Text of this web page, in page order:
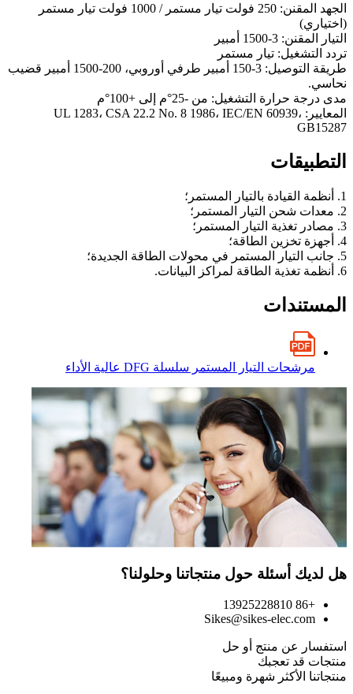
الجهد المقنن: 250 فولت تيار مستمر / 1000 فولت تيار مستمر
(اختياري)
التيار المقنن: 3-1500 أمبير
تردد التشغيل: تيار مستمر
طريقة التوصيل: 3-150 أمبير طرفي أوروبي، 200-1500 أمبير قضيب
نحاسي.
مدى درجة حرارة التشغيل: من -25°م إلى +100°م
المعايير: UL 1283، CSA 22.2 No. 8 1986، IEC/EN 60939،
GB15287
التطبيقات
1. أنظمة القيادة بالتيار المستمر؛
2. معدات شحن التيار المستمر؛
3. مصادر تغذية التيار المستمر؛
4. أجهزة تخزين الطاقة؛
5. جانب التيار المستمر في محولات الطاقة الجديدة؛
6. أنظمة تغذية الطاقة لمراكز البيانات.
المستندات
مرشحات التيار المستمر سلسلة DFG عالية الأداء
هل لديك أسئلة حول منتجاتنا وحلولنا؟
+86 13925228810
Sikes@sikes-elec.com
استفسار عن منتج أو حل
منتجات قد تعجبك
منتجاتنا الأكثر شهرة ومبيعًا